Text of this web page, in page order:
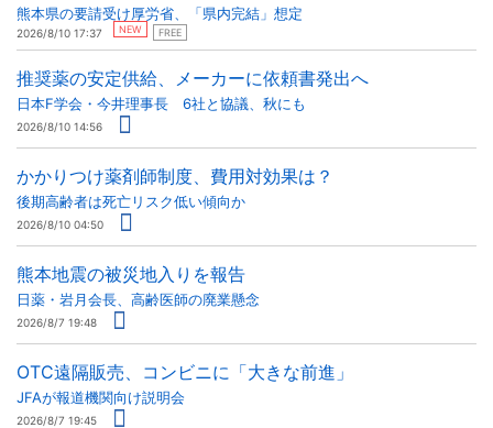
熊本県の要請受け厚労省、「県内完結」想定
2026/8/10 17:37 NEW FREE
推奨薬の安定供給、メーカーに依頼書発出へ
日本F学会・今井理事長 6社と協議、秋にも
2026/8/10 14:56
かかりつけ薬剤師制度、費用対効果は？
後期高齢者は死亡リスク低い傾向か
2026/8/10 04:50
熊本地震の被災地入りを報告
日薬・岩月会長、高齢医師の廃業懸念
2026/8/7 19:48
OTC遠隔販売、コンビニに「大きな前進」
JFAが報道機関向け説明会
2026/8/7 19:45